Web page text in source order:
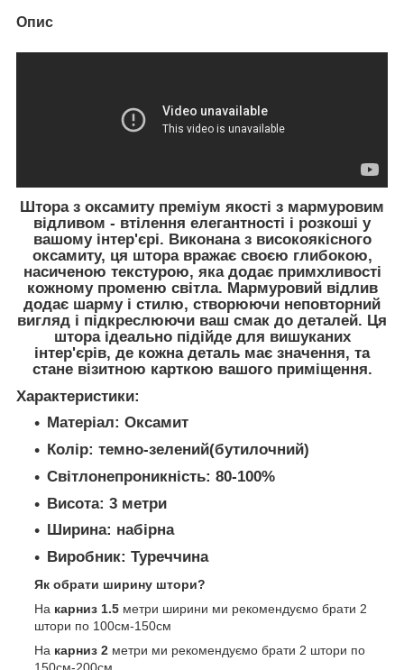
Опис
Штора з оксамиту преміум якості з мармуровим
відливом - втілення елегантності і розкоші у
вашому інтер'єрі. Виконана з високоякісного
оксамиту, ця штора вражає своєю глибокою,
насиченою текстурою, яка додає примхливості
кожному променю світла. Мармуровий відлив
додає шарму і стилю, створюючи неповторний
вигляд і підкреслюючи ваш смак до деталей. Ця
штора ідеально підійде для вишуканих
інтер'єрів, де кожна деталь має значення, та
стане візитною карткою вашого приміщення.
Характеристики:
Матеріал: Оксамит
Колір: темно-зелений(бутилочний)
Світлонепроникність: 80-100%
Висота: 3 метри
Ширина: набірна
Виробник: Туреччина
Як обрати ширину штори?
На карниз 1.5 метри ширини ми рекомендуємо брати 2
штори по 100см-150см
На карниз 2 метри ми рекомендуємо брати 2 штори по
150см-200см